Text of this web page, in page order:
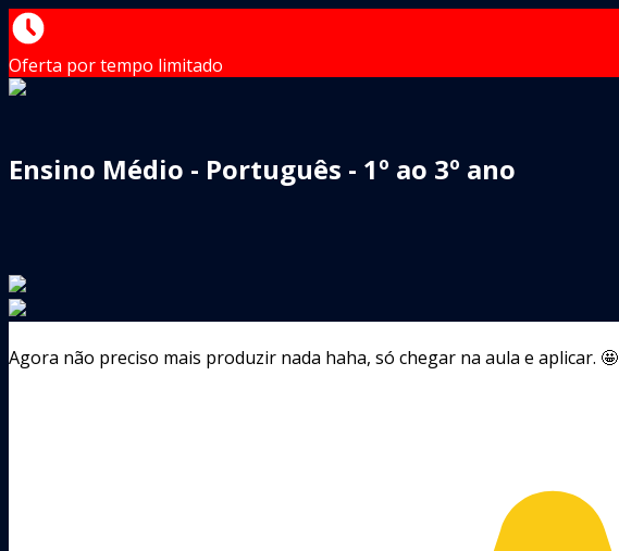
Oferta por tempo limitado
Ensino Médio - Português - 1º ao 3º ano
Agora não preciso mais produzir nada haha, só chegar na aula e aplicar. 🤩